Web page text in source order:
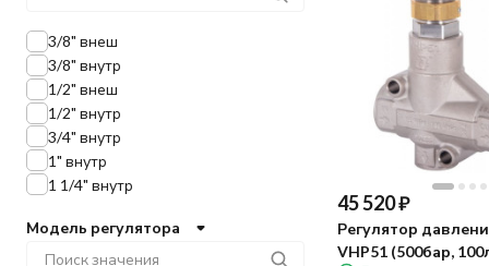
45 520₽
Регулятор
VHP51 (500бар,
3/8" внеш
3/8" внутр
1/2" внеш
1/2" внутр
3/4" внутр
1" внутр
1 1/4" внутр
Модель регулятора